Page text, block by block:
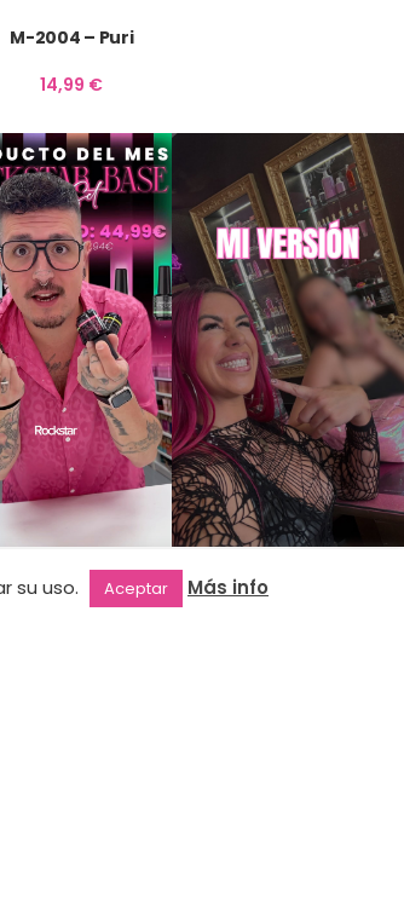
M-2004 – Puri
14,99 €
a nuestra newsletter y
su uso. Aceptar Más info